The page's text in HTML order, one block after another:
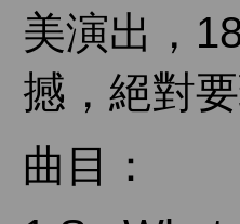
美演出，
撼，絕對
曲目：